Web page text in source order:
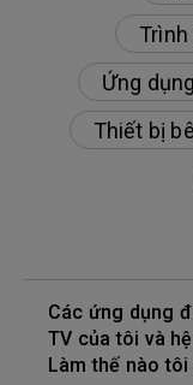
Ứng
Thiết bị
Các ứng dụng
TV của tôi và
Làm thế nào